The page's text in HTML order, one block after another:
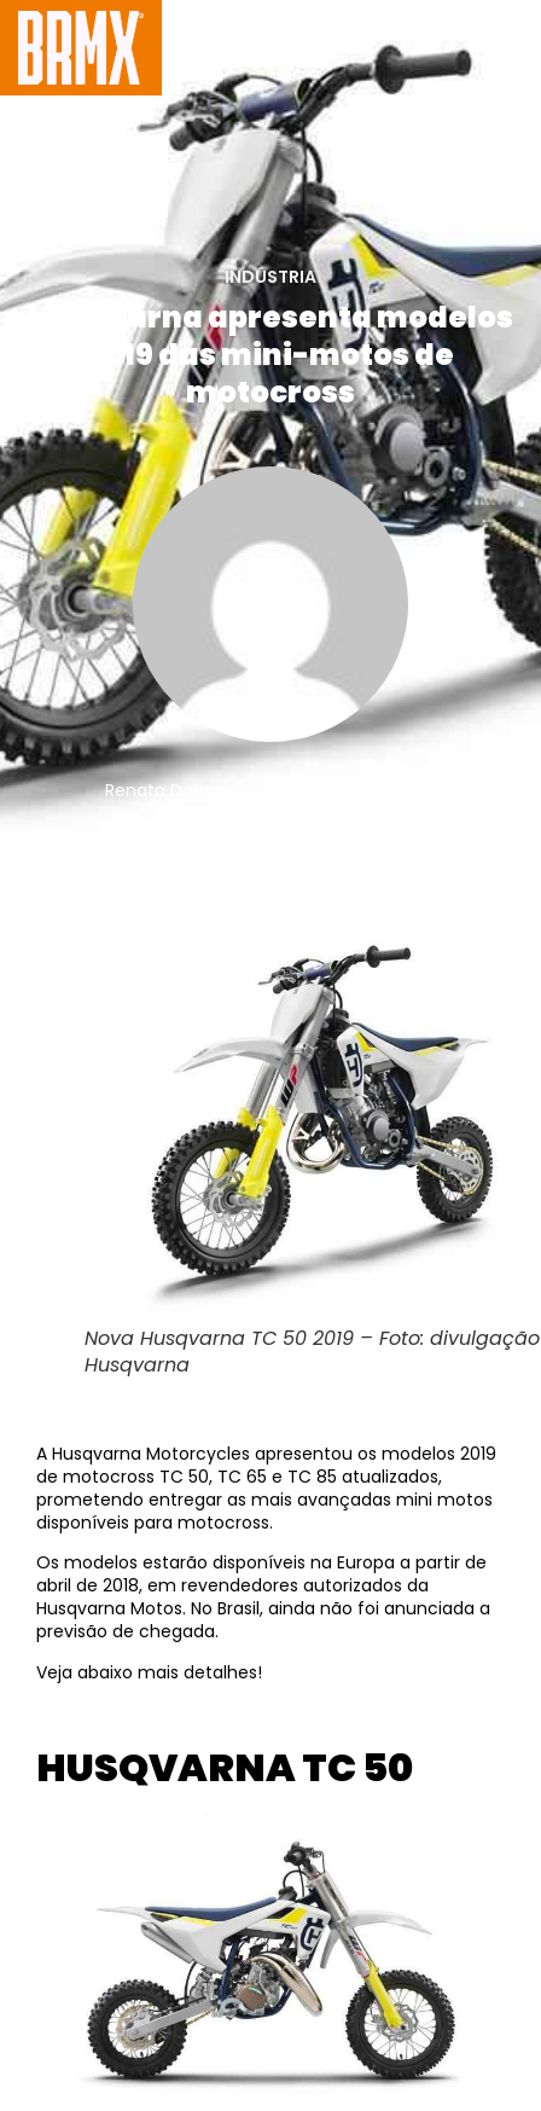
INDÚSTRIA
Husqvarna apresenta modelos
2019 das mini-motos de
motocross
Renato Dalzochio
Nova Husqvarna TC 50 2019 – Foto: divulgação
Husqvarna
A Husqvarna Motorcycles apresentou os modelos 2019
de motocross TC 50, TC 65 e TC 85 atualizados,
prometendo entregar as mais avançadas mini motos
disponíveis para motocross.
Os modelos estarão disponíveis na Europa a partir de
abril de 2018, em revendedores autorizados da
Husqvarna Motos. No Brasil, ainda não foi anunciada a
previsão de chegada.
Veja abaixo mais detalhes!
HUSQVARNA TC 50